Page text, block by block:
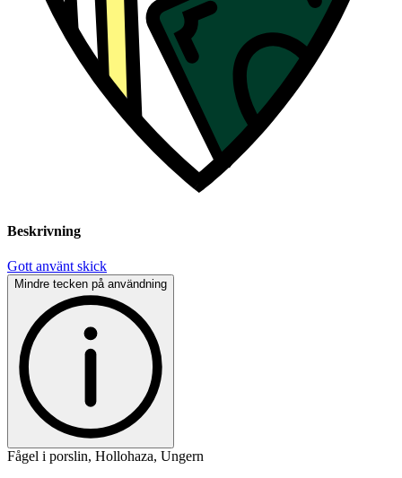
Beskrivning
Gott använt skick
Mindre tecken på användning
Fågel i porslin, Hollohaza, Ungern